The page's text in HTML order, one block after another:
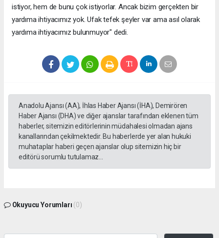
istiyor, hem de bunu çok istiyorlar. Ancak bizim gerçekten bir
yardıma ihtiyacımız yok. Ufak tefek şeyler var ama asıl olarak
yardıma ihtiyacımız bulunmuyor" dedi.
Anadolu Ajansı (AA), İhlas Haber Ajansı (İHA), Demirören
Haber Ajansı (DHA) ve diğer ajanslar tarafından eklenen tüm
haberler, sitemizin editörlerinin müdahalesi olmadan ajans
kanallarından çekilmektedir. Bu haberlerde yer alan hukuki
muhataplar haberi geçen ajanslar olup sitemizin hiç bir
editörü sorumlu tutulamaz...
Okuyucu Yorumları (0)